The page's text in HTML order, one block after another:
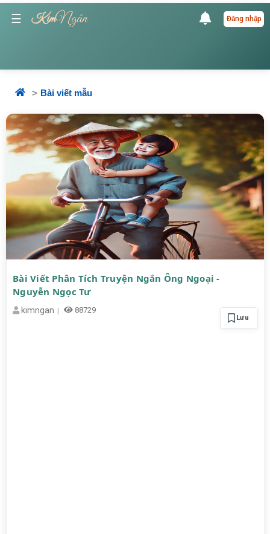
☰ KimNgân Đăng nhập
Bài viết mẫu
Bài Viết Phân Tích Truyện Ngắn Ông Ngoại -
Nguyễn Ngọc Tư
kimngan 88729
Lưu